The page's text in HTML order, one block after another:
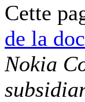
Cette
de la
Nokia